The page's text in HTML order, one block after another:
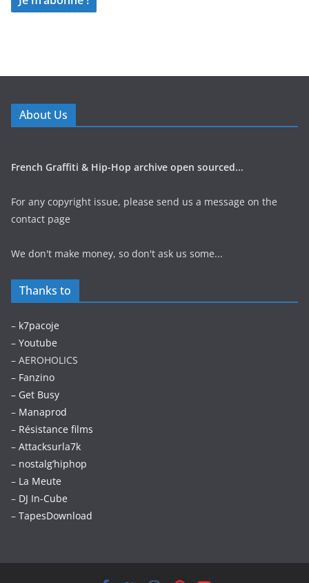
About Us
French Graffiti & Hip-Hop archive open sourced...
For any copyright issue, please send us a message on the
contact page
We don't make money, so don't ask us some...
Thanks to
– k7pacoje
– Youtube
– AEROHOLICS
– Fanzino
– Get Busy
– Manaprod
– Résistance films
– Attacksurla7k
– nostalg’hiphop
– La Meute
– DJ In-Cube
– TapesDownload